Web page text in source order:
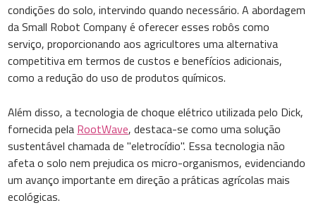
condições do solo, intervindo quando necessário. A abordagem
da Small Robot Company é oferecer esses robôs como
serviço, proporcionando aos agricultores uma alternativa
competitiva em termos de custos e benefícios adicionais,
como a redução do uso de produtos químicos.
Além disso, a tecnologia de choque elétrico utilizada pelo Dick,
fornecida pela RootWave, destaca-se como uma solução
sustentável chamada de "eletrocídio". Essa tecnologia não
afeta o solo nem prejudica os micro-organismos, evidenciando
um avanço importante em direção a práticas agrícolas mais
ecológicas.